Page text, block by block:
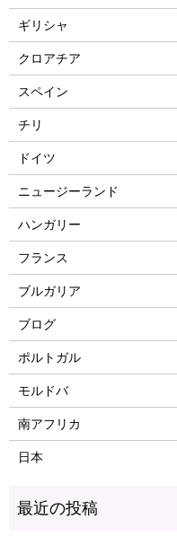
ギリシャ
クロアチア
スペイン
チリ
ドイツ
ニュージーランド
ハンガリー
フランス
ブルガリア
ブログ
ポルトガル
モルドバ
南アフリカ
日本